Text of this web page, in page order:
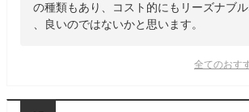
の種類もあり、コスト的にもリーズナブ
、良いのではないかと思います。
全てのおす